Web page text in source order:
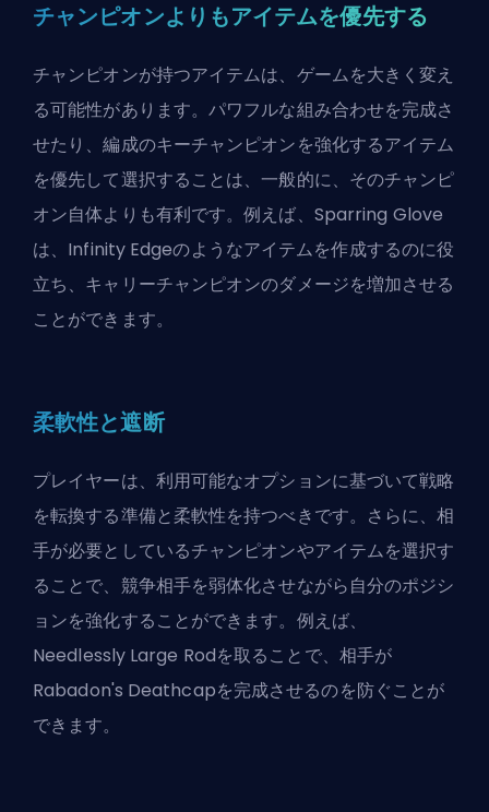
チャンピオンよりもアイテムを優先する
チャンピオンが持つアイテムは、ゲームを大きく変え
る可能性があります。パワフルな組み合わせを完成さ
せたり、編成のキーチャンピオンを強化するアイテム
を優先して選択することは、一般的に、そのチャンピ
オン自体よりも有利です。例えば、Sparring Glove
は、Infinity Edgeのようなアイテムを作成するのに役
立ち、キャリーチャンピオンのダメージを増加させる
ことができます。
柔軟性と遮断
プレイヤーは、利用可能なオプションに基づいて戦略
を転換する準備と柔軟性を持つべきです。さらに、相
手が必要としているチャンピオンやアイテムを選択す
ることで、競争相手を弱体化させながら自分のポジシ
ョンを強化することができます。例えば、
Needlessly Large Rodを取ることで、相手が
Rabadon's Deathcapを完成させるのを防ぐことが
できます。